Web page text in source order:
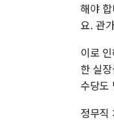
해야
요. 관
이로
한 실
수당도
정무직